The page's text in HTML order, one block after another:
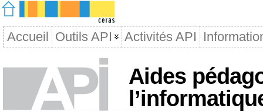
Accueil Outils API Activités API
Aides